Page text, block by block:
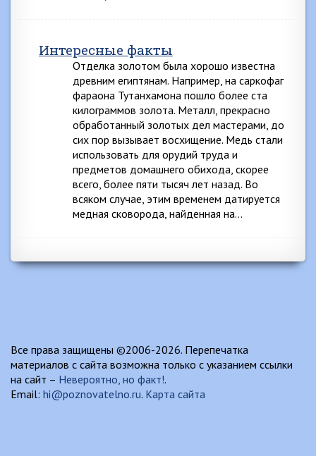
Интересные факты
Отделка золотом была хорошо известна
древним египтянам. Например, на саркофаг
фараона Тутанхамона пошло более ста
килограммов золота. Металл, прекрасно
обработанный золотых дел мастерами, до
сих пор вызывает восхищение. Медь стали
использовать для орудий труда и
предметов домашнего обихода, скорее
всего, более пяти тысяч лет назад. Во
всяком случае, этим временем датируется
медная сковорода, найденная на…
Все права защищены ©2006-2026. Перепечатка
материалов с сайта возможна только с указанием ссылки
на сайт – Невероятно, но факт!.
Email: hi@poznovatelno.ru. Карта сайта